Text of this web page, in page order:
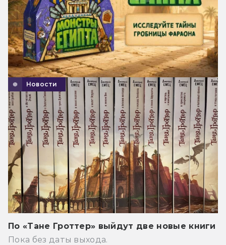
Новости
По «Тане Гроттер» выйдут две новые книги
Пока без даты выхода.